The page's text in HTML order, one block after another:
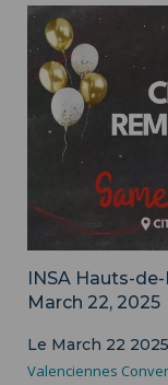
INSA Hauts-
March 22, 2025
Le March 22 2025
Valenciennes